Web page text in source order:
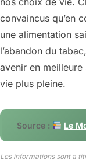
convaincus qu’en
une alimentation
l’abandon du
avenir en
vie plus pleine.
Source : Le
Les informations sont a